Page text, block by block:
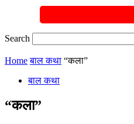
Search
Home बाल कथा “कला”
बाल कथा
“कला”